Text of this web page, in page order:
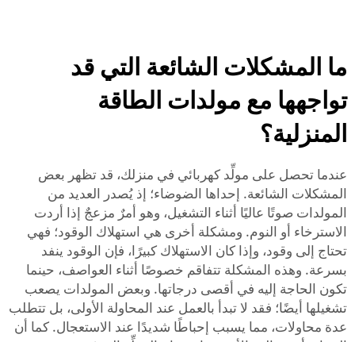
ما المشكلات الشائعة التي قد
تواجهها مع مولدات الطاقة
المنزلية؟
عندما تحصل على مولِّد كهربائي في منزلك، قد تظهر بعض
المشكلات الشائعة. إحداها الضوضاء؛ إذ يُصدر العديد من
المولدات صوتًا عاليًا أثناء التشغيل، وهو أمرٌ مزعجٌ إذا أردت
الاسترخاء أو النوم. ومشكلة أخرى هي استهلاك الوقود؛ فهي
تحتاج إلى وقود، وإذا كان الاستهلاك كبيرًا، فإن الوقود ينفد
بسرعة. وهذه المشكلة تتفاقم خصوصًا أثناء العواصف، حينما
تكون الحاجة إليه في أقصى درجاتها. وبعض المولدات يصعب
تشغيلها أيضًا؛ فقد لا تبدأ بالعمل عند المحاولة الأولى، بل تتطلب
عدة محاولات، مما يسبب إحباطًا شديدًا عند الاستعجال. كما أن